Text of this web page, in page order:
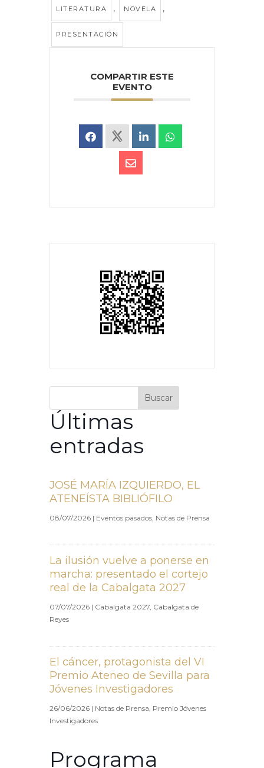
LITERATURA , NOVELA ,
PRESENTACIÓN
COMPARTIR ESTE
EVENTO
Buscar
Últimas
entradas
JOSÉ MARÍA IZQUIERDO, EL
ATENEÍSTA BIBLIÓFILO
08/07/2026 | Eventos pasados Notas de Prensa
La ilusión vuelve a ponerse en
marcha: presentado el cortejo
real de la Cabalgata 2027
07/07/2026 | Cabalgata 2027 Cabalgata de
Reyes
El cáncer, protagonista del VI
Premio Ateneo de Sevilla para
Jóvenes Investigadores
26/06/2026 | Notas de Prensa Premio Jóvenes
Investigadores
Programa